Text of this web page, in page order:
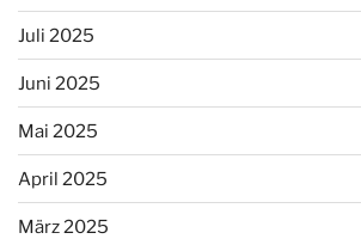
Juli 2025
Juni 2025
Mai 2025
April 2025
März 2025